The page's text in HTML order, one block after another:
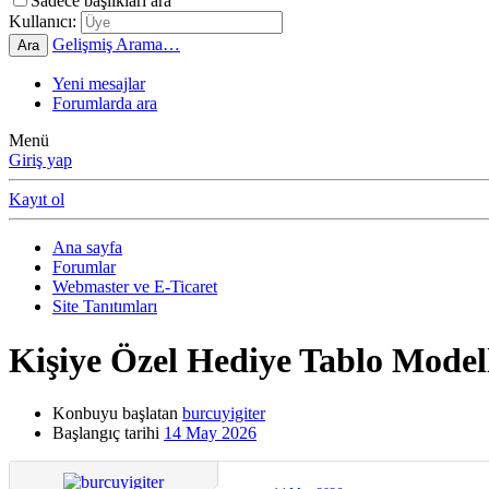
Kullanıcı:
Ara Gelişmiş Arama…
Yeni mesajlar
Forumlarda ara
Menü
Giriş yap
Kayıt ol
Ana sayfa
Forumlar
Webmaster ve E-Ticaret
Site Tanıtımları
Kişiye Özel Hediye Tablo
Konbuyu başlatan burcuyigiter
Başlangıç tarihi 14 May 2026